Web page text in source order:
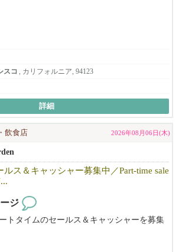
管理職）としての経験有り
で、こちらでサポートします。
。
赴任出来るよう手助けするので、まずはお
。
スコ
, カリフォルニア, 94123
詳細
飲食店 2026年08月06日(木)
ス＆キャッシャー募集中／Part-time sale
ジ
トタイムのセールス＆キャッシャーを募集